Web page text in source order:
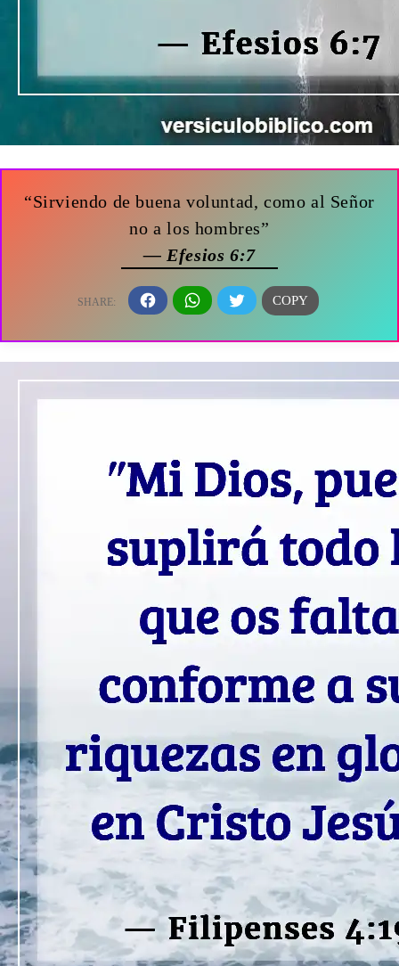
“Sirviendo de buena voluntad, como al Señor
no a los hombres”
— Efesios 6:7